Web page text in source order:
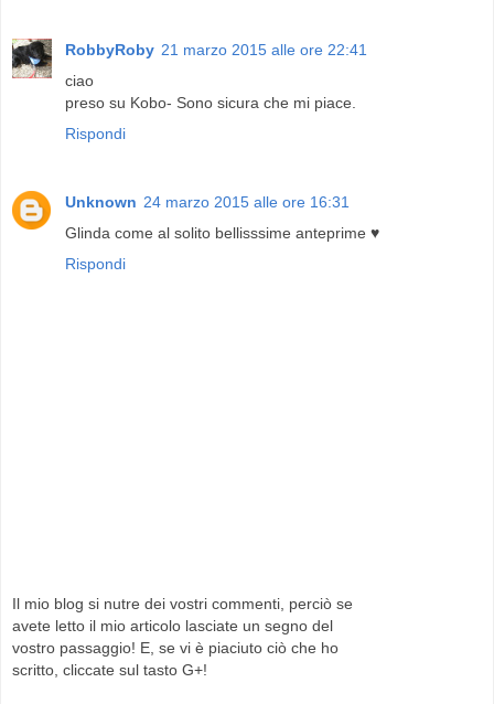
RobbyRoby 21 marzo 2015 alle ore 22:41
ciao
preso su Kobo- Sono sicura che mi piace.
Rispondi
Unknown 24 marzo 2015 alle ore 16:31
Glinda come al solito bellisssime anteprime ♥
Rispondi
Il mio blog si nutre dei vostri commenti, perciò se
avete letto il mio articolo lasciate un segno del
vostro passaggio! E, se vi è piaciuto ciò che ho
scritto, cliccate sul tasto G+!